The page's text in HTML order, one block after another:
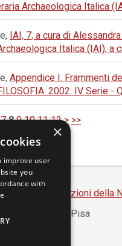
Archaeologica Italica
IAI, 7, a cura di
Italica (IAI), a
Appendice I. Frammenti
2002: IV Serie -
7 8 9 10 11 12 > >>
Superiore
Edizioni della
7 - 56126 Pisa
×
improve user
you
with